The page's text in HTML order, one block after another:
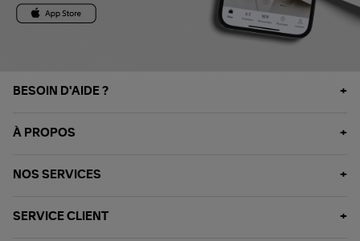
BESOIN D'AIDE ?
À PROPOS
NOS SERVICES
SERVICE CLIENT